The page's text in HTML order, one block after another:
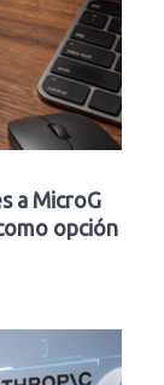
a MicroG
opción